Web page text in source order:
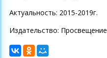
Актуальность: 2015-2019г.
Издательство: Просвещение